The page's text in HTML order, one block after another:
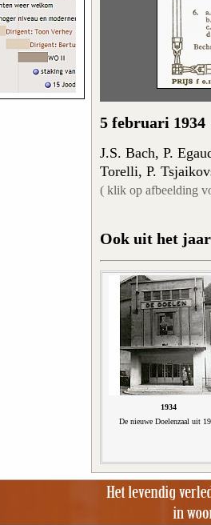
5 februari 1934
J.S. Bach, P.
Torelli, P.
( klik op afbeelding
Ook uit het
1934
De nieuwe Doelenzaal uit